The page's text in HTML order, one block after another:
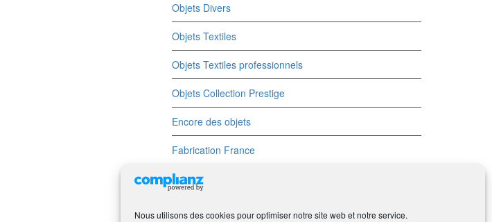
Nous utilisons des cookies pour optimiser notre site web et notre service.
Objets Divers
Objets Textiles
Objets Textiles professionnels
Objets Collection Prestige
Encore des objets
Fabrication France